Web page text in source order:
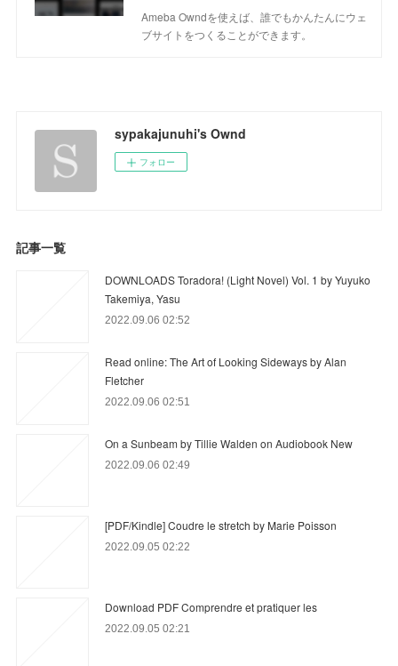
Ameba Owndを使えば、誰でもかんたんにウェ
ブサイトをつくることができます。
sypakajunuhi's Ownd
フォロー
記事一覧
DOWNLOADS Toradora! (Light Novel) Vol. 1 by Yuyuko
Takemiya, Yasu
2022.09.06 02:52
Read online: The Art of Looking Sideways by Alan
Fletcher
2022.09.06 02:51
On a Sunbeam by Tillie Walden on Audiobook New
2022.09.06 02:49
[PDF/Kindle] Coudre le stretch by Marie Poisson
2022.09.05 02:22
Download PDF Comprendre et pratiquer les
2022.09.05 02:21